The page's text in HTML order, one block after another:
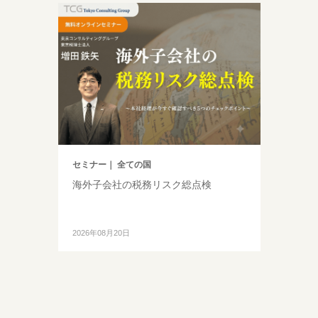
セミナー｜ 全ての国
海外子会社の税務リスク総点検
2026年08月20日